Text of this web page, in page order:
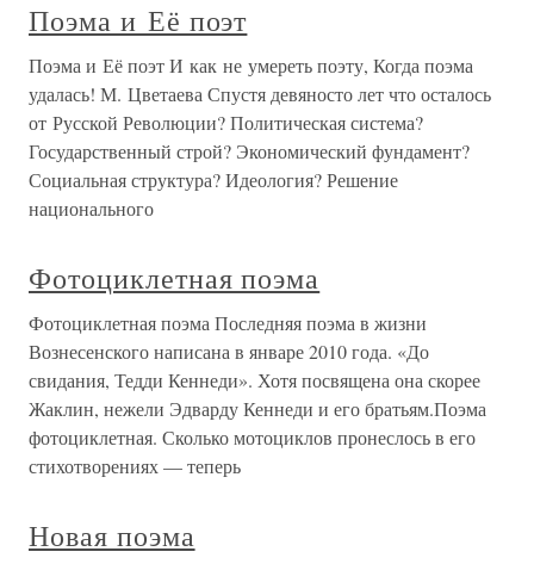
Поэма и Её поэт
Поэма и Её поэт И как не умереть поэту, Когда поэма
удалась! М. Цветаева Спустя девяносто лет что осталось
от Русской Революции? Политическая система?
Государственный строй? Экономический фундамент?
Социальная структура? Идеология? Решение
национального
Фотоциклетная поэма
Фотоциклетная поэма Последняя поэма в жизни
Вознесенского написана в январе 2010 года. «До
свидания, Тедди Кеннеди». Хотя посвящена она скорее
Жаклин, нежели Эдварду Кеннеди и его братьям.Поэма
фотоциклетная. Сколько мотоциклов пронеслось в его
стихотворениях — теперь
Новая поэма